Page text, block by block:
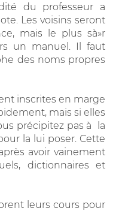
du professeur a
Les voisins seront
mais le plus sà»r
un manuel. Il faut
des noms propres
inscrites en marge
mais si elles
précipitez pas à la
la lui poser. Cette
avoir vainement
dictionnaires et
leurs cours pour